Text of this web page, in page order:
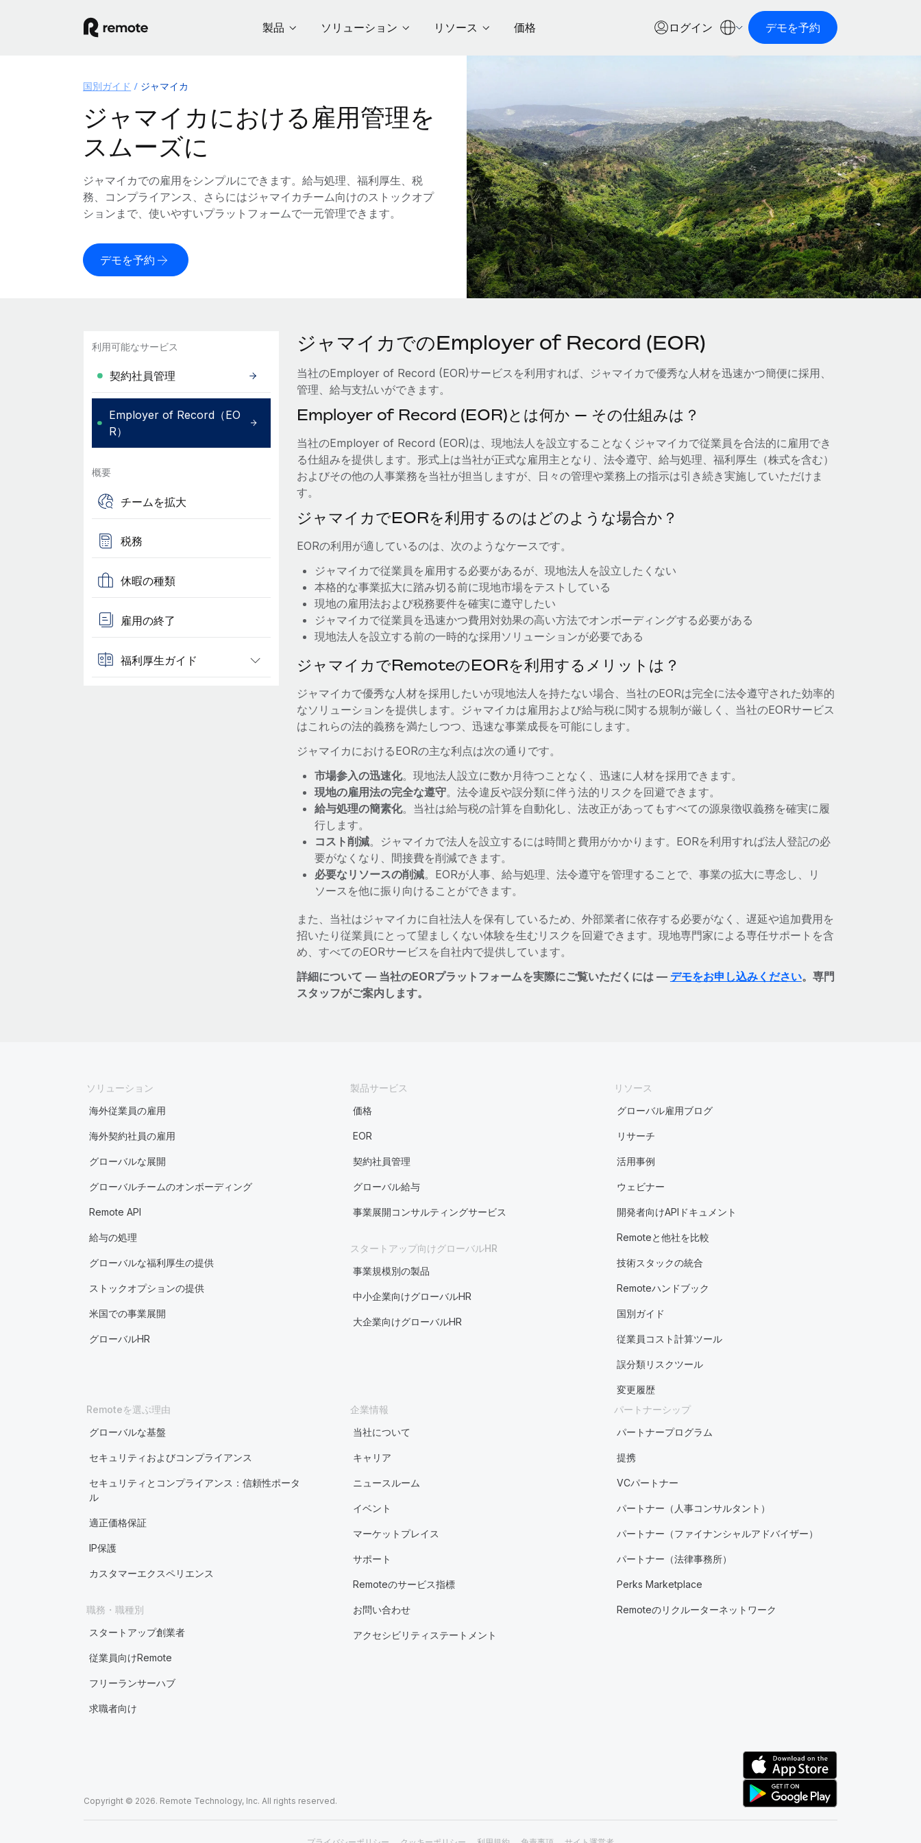
製品 ソリューション リソース 価格 ログイン デモを予約
国別ガイド ジャマイカ
ジャマイカにおける雇用管理を
スムーズに
ジャマイカでの雇用をシンプルにできます。給与処理、福利厚生、税
務、コンプライアンス、さらにはジャマイカチーム向けのストックオプ
ションまで、使いやすいプラットフォームで一元管理できます。
デモを予約
利用可能なサービス
契約社員管理
Employer of Record（EO
R）
概要
チームを拡大
税務
休暇の種類
雇用の終了
福利厚生ガイド
ジャマイカでのEmployer of Record (EOR)
当社のEmployer of Record (EOR)サービスを利用すれば、ジャマイカで優秀な人材を迅速かつ簡便に採用、
管理、給与支払いができます。
Employer of Record (EOR)とは何か — その仕組みは？
当社のEmployer of Record (EOR)は、現地法人を設立することなくジャマイカで従業員を合法的に雇用でき
る仕組みを提供します。形式上は当社が正式な雇用主となり、法令遵守、給与処理、福利厚生（株式を含む）
およびその他の人事業務を当社が担当しますが、日々の管理や業務上の指示は引き続き実施していただけま
す。
ジャマイカでEORを利用するのはどのような場合か？
EORの利用が適しているのは、次のようなケースです。
ジャマイカで従業員を雇用する必要があるが、現地法人を設立したくない
本格的な事業拡大に踏み切る前に現地市場をテストしている
現地の雇用法および税務要件を確実に遵守したい
ジャマイカで従業員を迅速かつ費用対効果の高い方法でオンボーディングする必要がある
現地法人を設立する前の一時的な採用ソリューションが必要である
ジャマイカでRemoteのEORを利用するメリットは？
ジャマイカで優秀な人材を採用したいが現地法人を持たない場合、当社のEORは完全に法令遵守された効率的
なソリューションを提供します。ジャマイカは雇用および給与税に関する規制が厳しく、当社のEORサービス
はこれらの法的義務を満たしつつ、迅速な事業成長を可能にします。
ジャマイカにおけるEORの主な利点は次の通りです。
市場参入の迅速化。現地法人設立に数か月待つことなく、迅速に人材を採用できます。
現地の雇用法の完全な遵守。法令違反や誤分類に伴う法的リスクを回避できます。
給与処理の簡素化。当社は給与税の計算を自動化し、法改正があってもすべての源泉徴収義務を確実に履
行します。
コスト削減。ジャマイカで法人を設立するには時間と費用がかかります。EORを利用すれば法人登記の必
要がなくなり、間接費を削減できます。
必要なリソースの削減。EORが人事、給与処理、法令遵守を管理することで、事業の拡大に専念し、リ
ソースを他に振り向けることができます。
また、当社はジャマイカに自社法人を保有しているため、外部業者に依存する必要がなく、遅延や追加費用を
招いたり従業員にとって望ましくない体験を生むリスクを回避できます。現地専門家による専任サポートを含
め、すべてのEORサービスを自社内で提供しています。
詳細について — 当社のEORプラットフォームを実際にご覧いただくには — デモをお申し込みください。専門
スタッフがご案内します。
ソリューション
海外従業員の雇用
海外契約社員の雇用
グローバルな展開
グローバルチームのオンボーディング
Remote API
給与の処理
グローバルな福利厚生の提供
ストックオプションの提供
米国での事業展開
グローバルHR
製品サービス
価格
EOR
契約社員管理
グローバル給与
事業展開コンサルティングサービス
スタートアップ向けグローバルHR
事業規模別の製品
中小企業向けグローバルHR
大企業向けグローバルHR
リソース
グローバル雇用ブログ
リサーチ
活用事例
ウェビナー
開発者向けAPIドキュメント
Remoteと他社を比較
技術スタックの統合
Remoteハンドブック
国別ガイド
従業員コスト計算ツール
誤分類リスクツール
変更履歴
Remoteを選ぶ理由
グローバルな基盤
セキュリティおよびコンプライアンス
セキュリティとコンプライアンス：信頼性ポータ
ル
適正価格保証
IP保護
カスタマーエクスペリエンス
職務・職種別
スタートアップ創業者
従業員向けRemote
フリーランサーハブ
求職者向け
企業情報
当社について
キャリア
ニュースルーム
イベント
マーケットプレイス
サポート
Remoteのサービス指標
お問い合わせ
アクセシビリティステートメント
パートナーシップ
パートナープログラム
提携
VCパートナー
パートナー（人事コンサルタント）
パートナー（ファイナンシャルアドバイザー）
パートナー（法律事務所）
Perks Marketplace
Remoteのリクルーターネットワーク
Copyright © 2026. Remote Technology, Inc. All rights reserved.